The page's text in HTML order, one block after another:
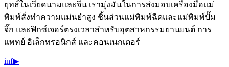
ยุทธ์ในเวียดนามและจีน เรามุ่งมั่นในการส่งมอบเครื่องมือแม่
พิมพ์สั่งทำความแม่นยำสูง ชิ้นส่วนแม่พิมพ์ฉีดและแม่พิมพ์ปั๊ม
จิ๊ก และฟิกซ์เจอร์ตรงเวลาสำหรับอุตสาหกรรมยานยนต์ การ
แพทย์ อิเล็กทรอนิกส์ และคอนเนกเตอร์
inf▶